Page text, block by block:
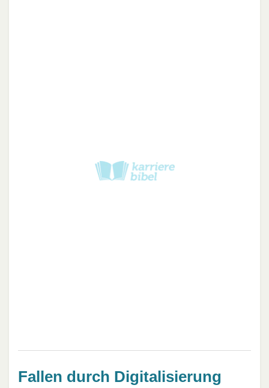
Fallen durch Digitalisierung